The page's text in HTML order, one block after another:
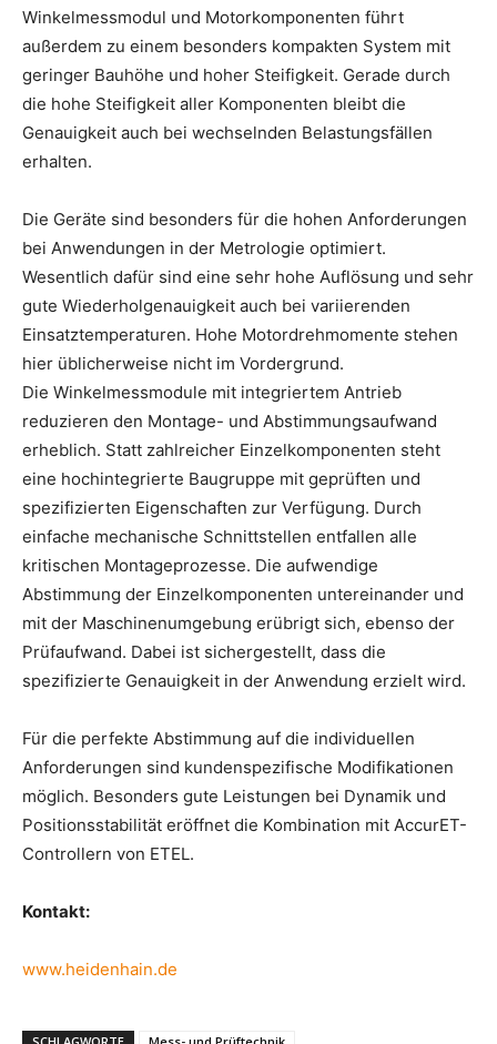
Winkelmessmodul und Motorkomponenten führt
außerdem zu einem besonders kompakten System mit
geringer Bauhöhe und hoher Steifigkeit. Gerade durch
die hohe Steifigkeit aller Komponenten bleibt die
Genauigkeit auch bei wechselnden Belastungsfällen
erhalten.
Die Geräte sind besonders für die hohen Anforderungen
bei Anwendungen in der Metrologie optimiert.
Wesentlich dafür sind eine sehr hohe Auflösung und sehr
gute Wiederholgenauigkeit auch bei variierenden
Einsatztemperaturen. Hohe Motordrehmomente stehen
hier üblicherweise nicht im Vordergrund.
Die Winkelmessmodule mit integriertem Antrieb
reduzieren den Montage- und Abstimmungsaufwand
erheblich. Statt zahlreicher Einzelkomponenten steht
eine hochintegrierte Baugruppe mit geprüften und
spezifizierten Eigenschaften zur Verfügung. Durch
einfache mechanische Schnittstellen entfallen alle
kritischen Montageprozesse. Die aufwendige
Abstimmung der Einzelkomponenten untereinander und
mit der Maschinenumgebung erübrigt sich, ebenso der
Prüfaufwand. Dabei ist sichergestellt, dass die
spezifizierte Genauigkeit in der Anwendung erzielt wird.
Für die perfekte Abstimmung auf die individuellen
Anforderungen sind kundenspezifische Modifikationen
möglich. Besonders gute Leistungen bei Dynamik und
Positionsstabilität eröffnet die Kombination mit AccurET-
Controllern von ETEL.
Kontakt:
www.heidenhain.de